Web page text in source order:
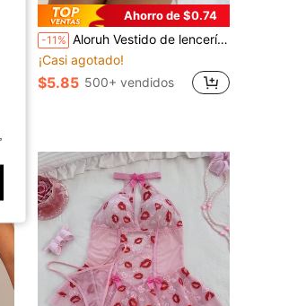
Ahorro de $0.74
-11% Aloruh Vestido de lencería de camisón con lazo delantero de encaje floral
¡Casi agotado!
$5.85 500+ vendidos